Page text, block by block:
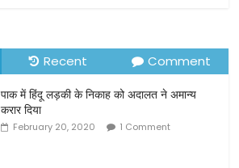
Recent Comment
पाक में हिंदू लड़की के निकाह को अदालत ने अमान्य
करार दिया
February 20, 2020 1 Comment